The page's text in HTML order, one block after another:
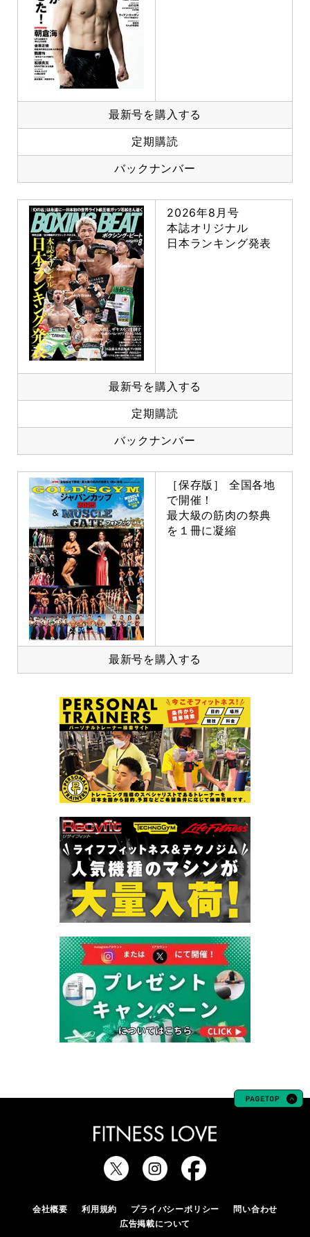
最新号を購入する
定期購読
バックナンバー
2026年8月号
本誌オリジナル
日本ランキング発表
最新号を購入する
定期購読
バックナンバー
［保存版］ 全国各地
で開催！
最大級の筋肉の祭典
を１冊に凝縮
最新号を購入する
会社概要 利用規約 プライバシーポリシー
問い合わせ
広告掲載について